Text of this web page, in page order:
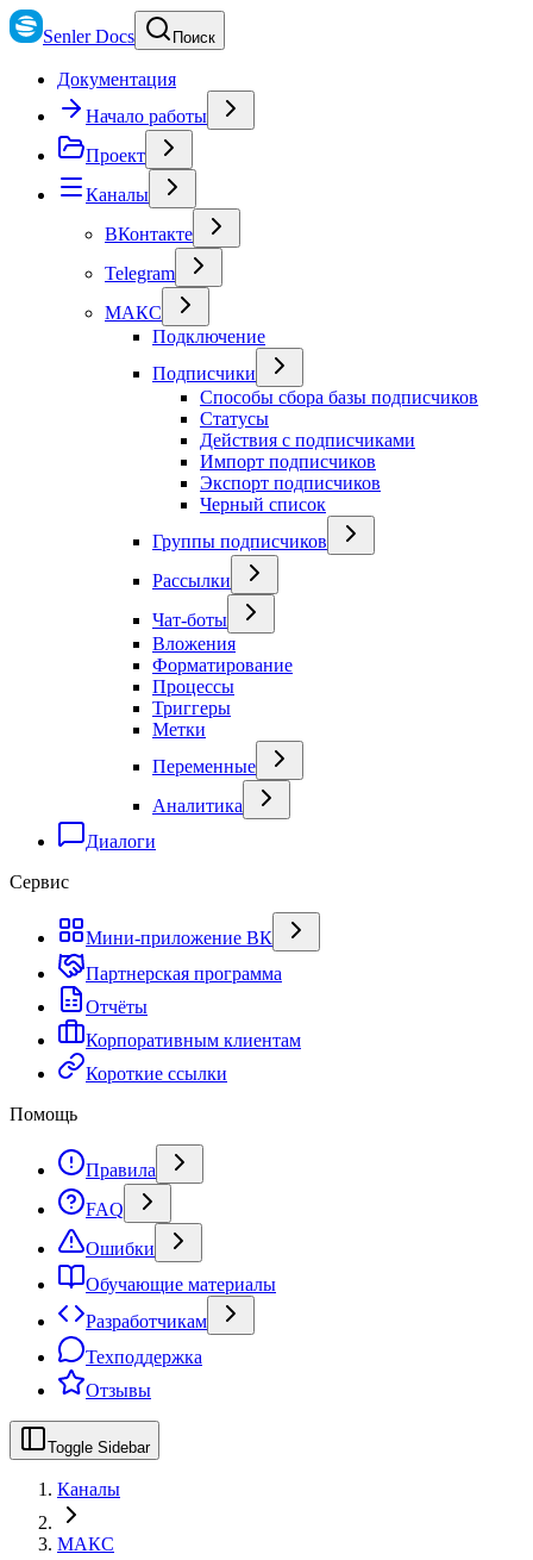
Senler Docs Поиск
Документация
Начало работы
Проект
Каналы
ВКонтакте
Telegram
МАКС
Подключение
Подписчики
Способы сбора базы подписчиков
Статусы
Действия с подписчиками
Импорт подписчиков
Экспорт подписчиков
Черный список
Группы подписчиков
Рассылки
Чат-боты
Вложения
Форматирование
Процессы
Триггеры
Метки
Переменные
Аналитика
Диалоги
Сервис
Мини-приложение ВК
Партнерская программа
Отчёты
Корпоративным клиентам
Короткие ссылки
Помощь
Правила
FAQ
Ошибки
Обучающие материалы
Разработчикам
Техподдержка
Отзывы
Toggle Sidebar
Каналы
МАКС